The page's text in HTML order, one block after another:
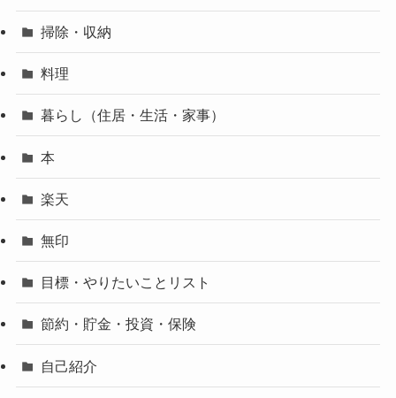
掃除・収納
料理
暮らし（住居・生活・家事）
本
楽天
無印
目標・やりたいことリスト
節約・貯金・投資・保険
自己紹介